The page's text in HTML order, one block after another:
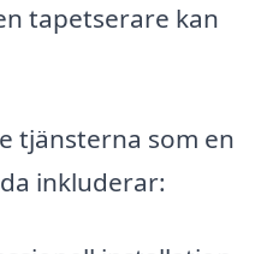
tapetserare kan
tjänsterna som en
inkluderar: